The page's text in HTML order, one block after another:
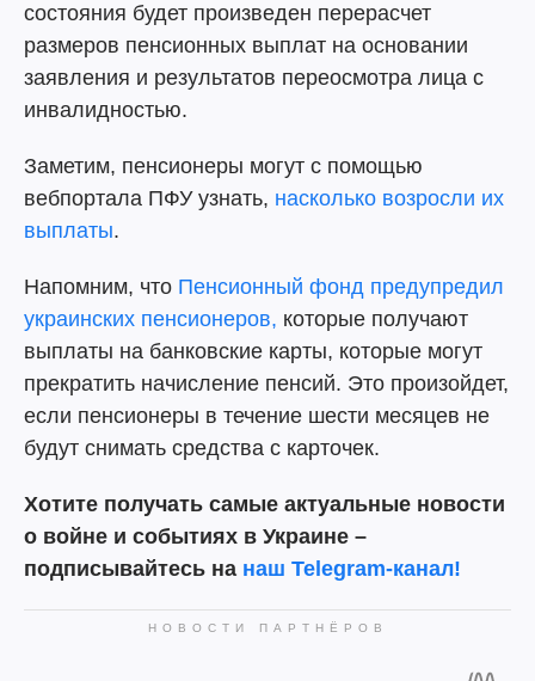
состояния будет произведен перерасчет
размеров пенсионных выплат на основании
заявления и результатов переосмотра лица с
инвалидностью.
Заметим, пенсионеры могут с помощью
вебпортала ПФУ узнать, насколько возросли их
выплаты.
Напомним, что Пенсионный фонд предупредил
украинских пенсионеров, которые получают
выплаты на банковские карты, которые могут
прекратить начисление пенсий. Это произойдет,
если пенсионеры в течение шести месяцев не
будут снимать средства с карточек.
Хотите получать самые актуальные новости
о войне и событиях в Украине –
подписывайтесь на наш Telegram-канал!